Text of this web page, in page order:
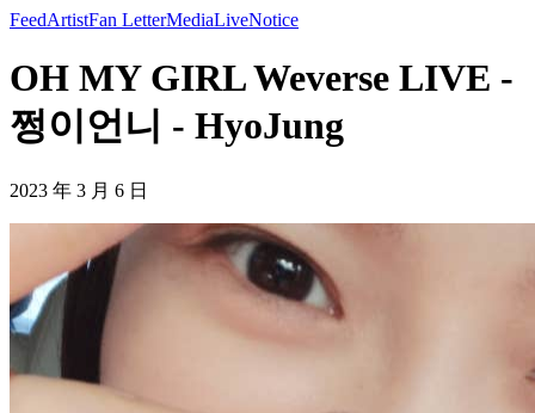
FeedArtistFan LetterMediaLiveNotice
OH MY GIRL Weverse LIVE -
쩡이언니 - HyoJung
2023 年 3 月 6 日